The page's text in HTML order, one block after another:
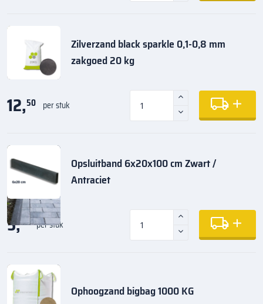
Zilverzand black sparkle 0,1-0,8 mm
zakgoed 20 kg
12,50 per stuk
Opsluitband 6x20x100 cm Zwart /
Antraciet
5,35 per stuk
Ophoogzand bigbag 1000 KG